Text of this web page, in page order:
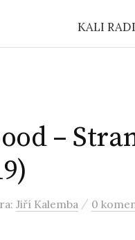
KALI
–
Jiří Kalemba / 0